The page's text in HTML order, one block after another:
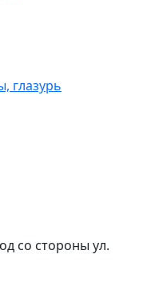
глазурь
со стороны ул.